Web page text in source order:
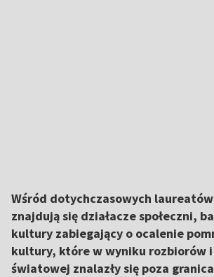
Wśród dotychczasowych
znajdują się działacze społeczni,
kultury zabiegający o ocalenie
kultury, które w wyniku rozbiorów
światowej znalazły się poza